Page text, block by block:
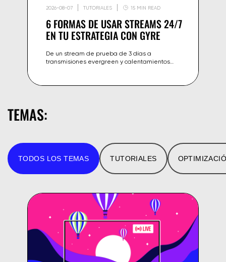
2026-08-07 TUTORIALES 15 MIN READ
6 FORMAS DE USAR STREAMS 24/7
EN TU ESTRATEGIA CON GYRE
De un stream de prueba de 3 días a
transmisiones evergreen y calentamientos
capacidad de Gyre.
TEMAS:
TODOS LOS TEMAS TUTORIALES